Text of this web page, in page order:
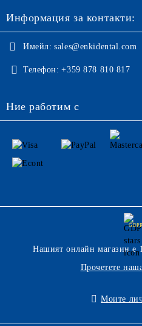
Информация за контакти:
Имейл: sales@enkidental.com
Телефон: +359 878 810 817
Ние работим с
Нашият онлайн магазин е
Прочетете
Моите